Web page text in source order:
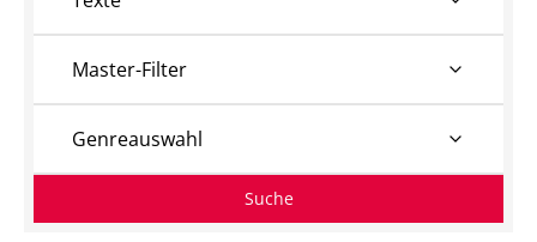
Master-Filter
Genreauswahl
Suche